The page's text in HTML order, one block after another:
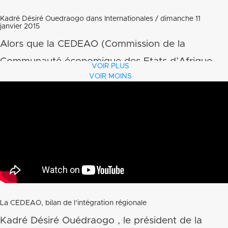
Kadré Désiré Ouedraogo dans Internationales / dimanche 11
janvier 2015
Alors que la CEDEAO (Commission de la
Communauté économique des Etats d’Afrique
de l’Ouest) fête ses quarante ans d’existence,
mais aussi la carte d’identité biométrique,
censée faciliter la libre circulation des personnes
en Afrique de l’ouest.
VOIR PLUS
VOIR MOINS
La CEDEAO, bilan de l’intégration régionale
Kadré Désiré Ouédraogo , le président de la